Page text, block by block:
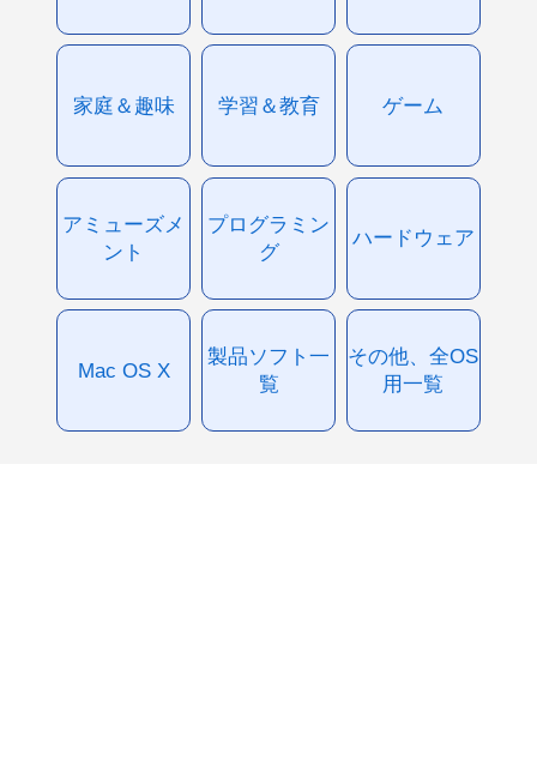
家庭＆趣味 学習＆教育 ゲーム
アミューズメ
ント
プログラミン
グ
ハードウェア
Mac OS X
製品ソフト一
覧
その他、全OS
用一覧